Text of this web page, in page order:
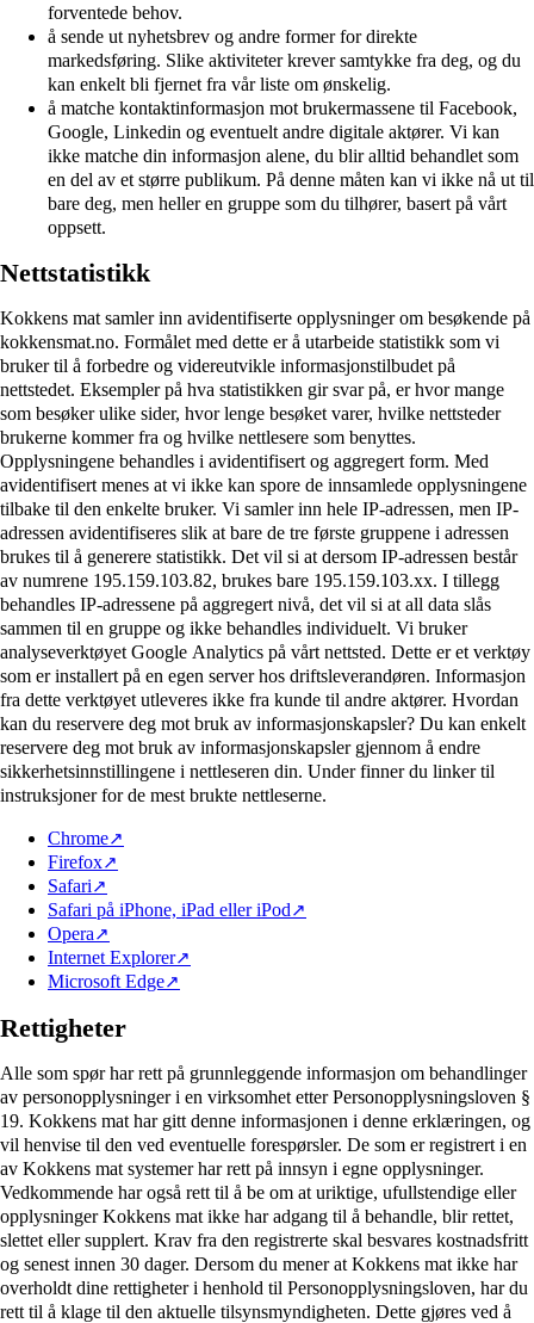
forventede behov.
å sende ut nyhetsbrev og andre former for direkte
markedsføring. Slike aktiviteter krever samtykke fra deg, og du
kan enkelt bli fjernet fra vår liste om ønskelig.
å matche kontaktinformasjon mot brukermassene til Facebook,
Google, Linkedin og eventuelt andre digitale aktører. Vi kan
ikke matche din informasjon alene, du blir alltid behandlet som
en del av et større publikum. På denne måten kan vi ikke nå ut til
bare deg, men heller en gruppe som du tilhører, basert på vårt
oppsett.
Nettstatistikk
Kokkens mat samler inn avidentifiserte opplysninger om besøkende på
kokkensmat.no. Formålet med dette er å utarbeide statistikk som vi
bruker til å forbedre og videreutvikle informasjonstilbudet på
nettstedet. Eksempler på hva statistikken gir svar på, er hvor mange
som besøker ulike sider, hvor lenge besøket varer, hvilke nettsteder
brukerne kommer fra og hvilke nettlesere som benyttes.
Opplysningene behandles i avidentifisert og aggregert form. Med
avidentifisert menes at vi ikke kan spore de innsamlede opplysningene
tilbake til den enkelte bruker. Vi samler inn hele IP-adressen, men IP-
adressen avidentifiseres slik at bare de tre første gruppene i adressen
brukes til å generere statistikk. Det vil si at dersom IP-adressen består
av numrene 195.159.103.82, brukes bare 195.159.103.xx. I tillegg
behandles IP-adressene på aggregert nivå, det vil si at all data slås
sammen til en gruppe og ikke behandles individuelt. Vi bruker
analyseverktøyet Google Analytics på vårt nettsted. Dette er et verktøy
som er installert på en egen server hos driftsleverandøren. Informasjon
fra dette verktøyet utleveres ikke fra kunde til andre aktører. Hvordan
kan du reservere deg mot bruk av informasjonskapsler? Du kan enkelt
reservere deg mot bruk av informasjonskapsler gjennom å endre
sikkerhetsinnstillingene i nettleseren din. Under finner du linker til
instruksjoner for de mest brukte nettleserne.
Chrome
Firefox
Safari
Safari på iPhone, iPad eller iPod
Opera
Internet Explorer
Microsoft Edge
Rettigheter
Alle som spør har rett på grunnleggende informasjon om behandlinger
av personopplysninger i en virksomhet etter Personopplysningsloven §
19. Kokkens mat har gitt denne informasjonen i denne erklæringen, og
vil henvise til den ved eventuelle forespørsler. De som er registrert i en
av Kokkens mat systemer har rett på innsyn i egne opplysninger.
Vedkommende har også rett til å be om at uriktige, ufullstendige eller
opplysninger Kokkens mat ikke har adgang til å behandle, blir rettet,
slettet eller supplert. Krav fra den registrerte skal besvares kostnadsfritt
og senest innen 30 dager. Dersom du mener at Kokkens mat ikke har
overholdt dine rettigheter i henhold til Personopplysningsloven, har du
rett til å klage til den aktuelle tilsynsmyndigheten. Dette gjøres ved å